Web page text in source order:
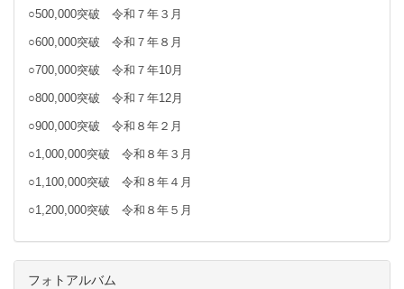
○500,000突破 令和７年３月
○600,000突破 令和７年８月
○700,000突破 令和７年10月
○800,000突破 令和７年12月
○900,000突破 令和８年２月
○1,000,000突破 令和８年３月
○1,100,000突破 令和８年４月
○1,200,000突破 令和８年５月
フォトアルバム